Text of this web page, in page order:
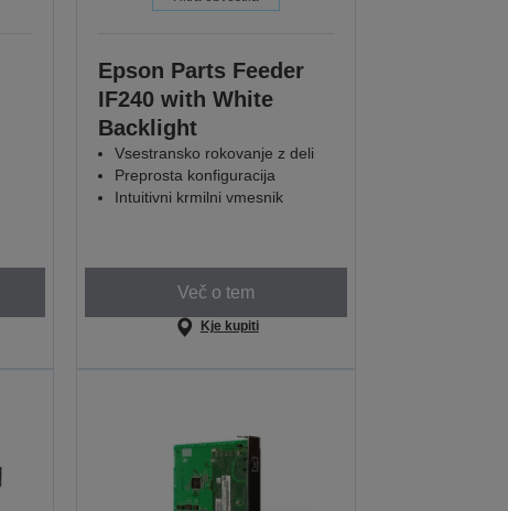
Epson Parts Feeder
IF240 with White
Backlight
Vsestransko rokovanje z deli
Preprosta konfiguracija
Intuitivni krmilni vmesnik
Več o tem
Kje kupiti